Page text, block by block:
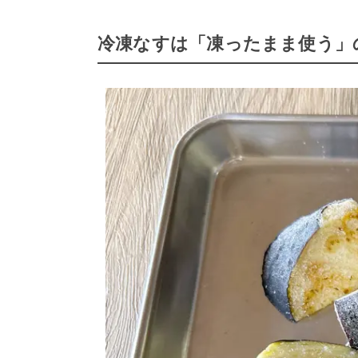
冷凍なすは「凍ったまま使う」